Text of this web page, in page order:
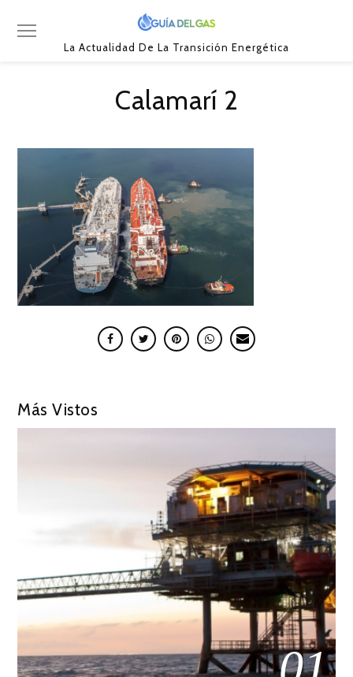
La Actualidad De La Transición Energética
Calamarí 2
Más Vistos